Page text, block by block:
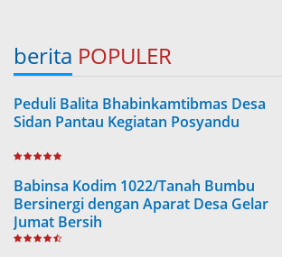
berita POPULER
Peduli Balita Bhabinkamtibmas Desa
Sidan Pantau Kegiatan Posyandu
Babinsa Kodim 1022/Tanah Bumbu
Bersinergi dengan Aparat Desa Gelar
Jumat Bersih